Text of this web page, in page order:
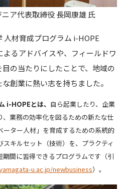
ア代表取締役 長岡康雄 氏
人材育成プログラム i-HOPE
るアドバイスや、フィールドワ
の当たりにしたことで、地域の
創業に熱い志を持ちました。
i-HOPEとは、 自ら起業したり、企業
業務の効率化を図るための新たな仕
ター人材」を育成するための系統的
キルセット（技術）を、プラクティ
間に習得できるプログラムです（引
u.ac.jp/newbusiness）。